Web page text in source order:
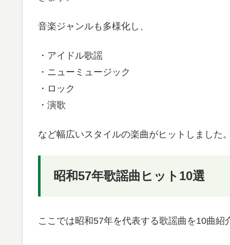
音楽ジャンルも多様化し、
・アイドル歌謡
・ニューミュージック
・ロック
・演歌
など幅広いスタイルの楽曲がヒットしました。
昭和57年歌謡曲ヒット10選
ここでは昭和57年を代表する歌謡曲を10曲紹